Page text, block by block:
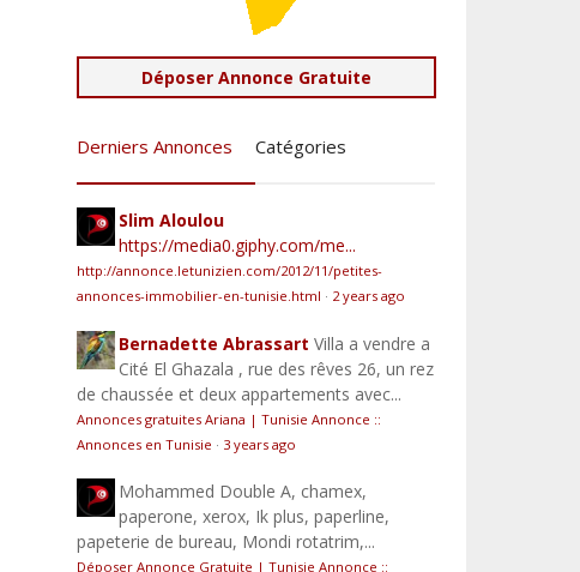
Déposer Annonce Gratuite
Derniers Annonces Catégories
Slim Aloulou
https://media0.giphy.com/me...
http://annonce.letunizien.com/2012/11/petites-
annonces-immobilier-en-tunisie.html · 2 years ago
Bernadette Abrassart Villa a vendre a
Cité El Ghazala , rue des rêves 26, un rez
de chaussée et deux appartements avec...
Annonces gratuites Ariana | Tunisie Annonce ::
Annonces en Tunisie · 3 years ago
Mohammed Double A, chamex,
paperone, xerox, Ik plus, paperline,
papeterie de bureau, Mondi rotatrim,...
Déposer Annonce Gratuite | Tunisie Annonce ::